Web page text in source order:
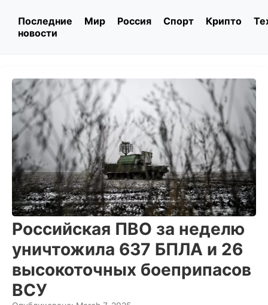
Последние
новости
Мир Россия Спорт Крипто
Российская ПВО за неделю
уничтожила 637 БПЛА и 26
высокоточных боеприпасов
ВСУ